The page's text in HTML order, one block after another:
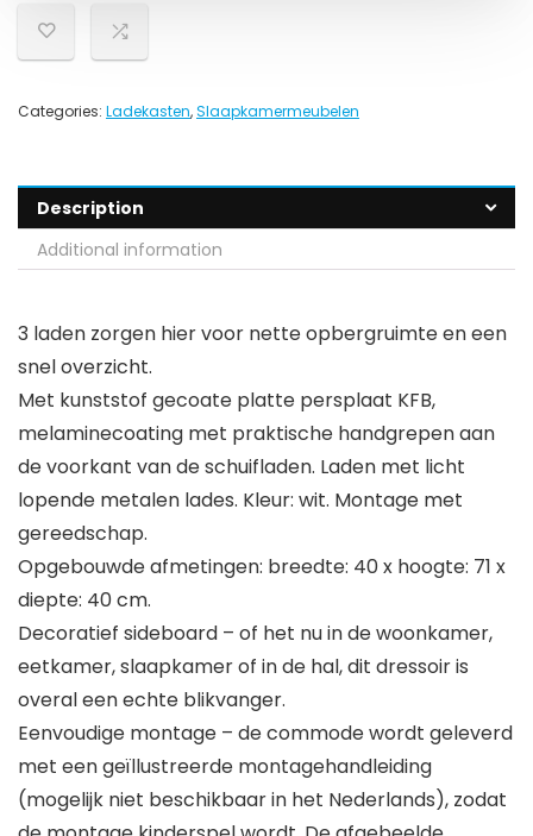
Categories: Ladekasten,Slaapkamermeubelen
Description
Additional information
3 laden zorgen hier voor nette opbergruimte en een
snel overzicht.
Met kunststof gecoate platte persplaat KFB,
melaminecoating met praktische handgrepen aan
de voorkant van de schuifladen. Laden met licht
lopende metalen lades. Kleur: wit. Montage met
gereedschap.
Opgebouwde afmetingen: breedte: 40 x hoogte: 71 x
diepte: 40 cm.
Decoratief sideboard – of het nu in de woonkamer,
eetkamer, slaapkamer of in de hal, dit dressoir is
overal een echte blikvanger.
Eenvoudige montage – de commode wordt geleverd
met een geïllustreerde montagehandleiding
(mogelijk niet beschikbaar in het Nederlands), zodat